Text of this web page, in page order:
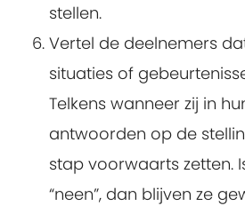
stellen.
Vertel de deelnemers
situaties of
Telkens wanneer zij in
antwoorden op de
stap voorwaarts zetten.
“neen”, dan blijven ze